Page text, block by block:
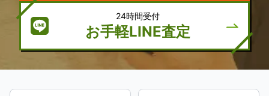
24時間受付
お手軽LINE査定